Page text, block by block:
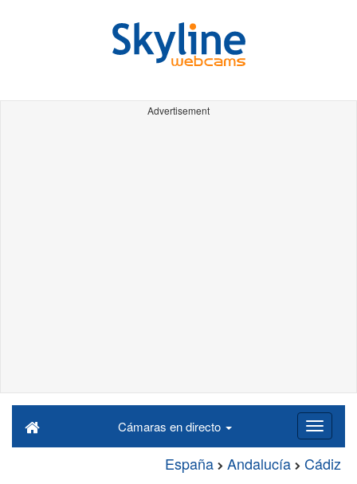
Advertisement
Cámaras en directo
España Andalucía Cádiz